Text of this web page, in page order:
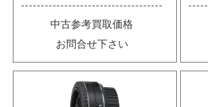
中古参考買取価格
お問合せ下さい